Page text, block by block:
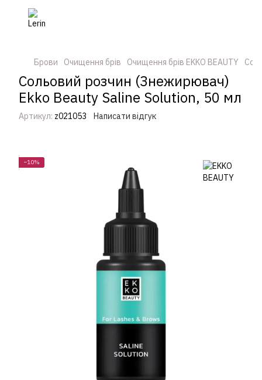
Брови Очищення брів Очищення брів EKKO BEAUTY
Сольовий розчин (Знежирювач)
Ekko Beauty Saline Solution, 50 мл
Артикул: z021053 Написати відгук
−10%